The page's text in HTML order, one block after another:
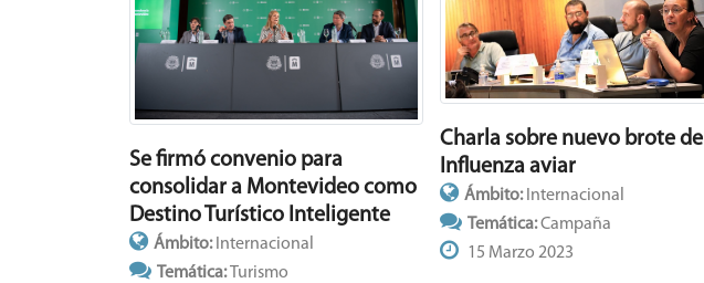
Se firmó convenio para
consolidar a Montevideo como
Destino Turístico Inteligente
Ámbito: Internacional
Temática:Turismo
Charla sobre nuevo brote de
Influenza aviar
Ámbito: Internacional
Temática:Campaña
15 Marzo 2023